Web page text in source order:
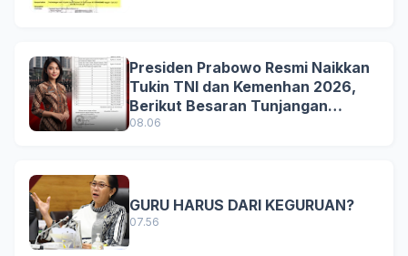
Presiden Prabowo Resmi Naikkan
Tukin TNI dan Kemenhan 2026,
Berikut Besaran Tunjangan
Terbaru
08.06
GURU HARUS DARI KEGURUAN?
07.56